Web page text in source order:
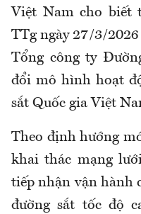
Việt Nam cho biết
TTg ngày 27/3/
Tổng công ty
đổi mô hình hoạt
sắt Quốc gia Việt
Theo định hướng
khai thác mạng
tiếp nhận vận hành
đường sắt tốc độ